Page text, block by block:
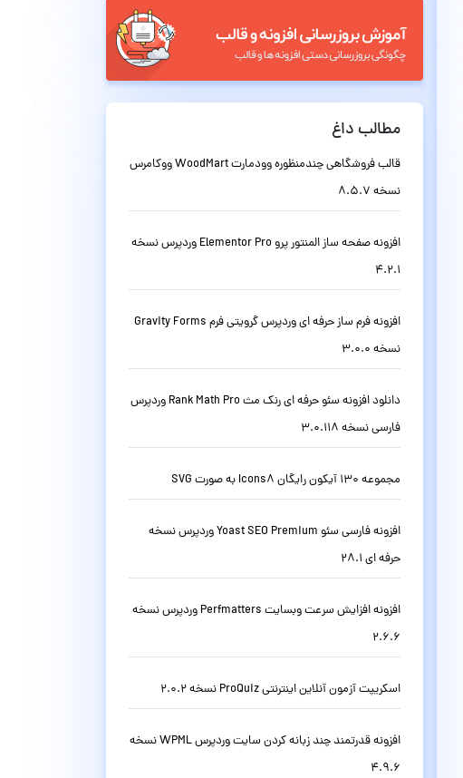
مطالب داغ
قالب فروشگاهی چندمنظوره وودمارت WoodMart ووکامرس
نسخه 8.5.7
افزونه صفحه ساز المنتور پرو Elementor Pro وردپرس نسخه
4.2.1
افزونه فرم ساز حرفه ای وردپرس گرویتی فرم Gravity Forms
نسخه 3.0.0
دانلود افزونه سئو حرفه ای رنک مث Rank Math Pro وردپرس
فارسی نسخه 3.0.118
مجموعه 130 آیکون رایگان Icons8 به صورت SVG
افزونه فارسی سئو Yoast SEO Premium وردپرس نسخه
حرفه ای 28.1
افزونه افزایش سرعت وبسایت Perfmatters وردپرس نسخه
2.6.6
اسکریپت آزمون آنلاین اینترنتی ProQuiz نسخه 2.0.2
افزونه قدرتمند چند زبانه کردن سایت وردپرس WPML نسخه
4.9.6